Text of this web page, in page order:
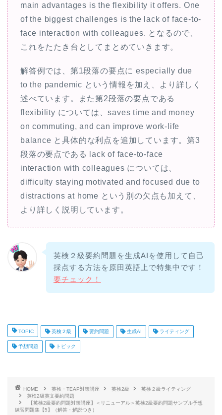
main advantages is the flexibility it offers. One
of the biggest challenges is the lack of face-to-
face interaction with colleagues. となるので、
これをたたき台としてまとめていきます。
解答例では、第1段落の要点に especially due
to the pandemic という情報を加え、より詳しく
述べています。また第2段落の要点である
flexibility については、saves time and money
on commuting, and can improve work-life
balance と具体的な利点を追加しています。第3
段落の要点である lack of face-to-face
interaction with colleagues については、
difficulty staying motivated and focused due to
distractions at home という別の欠点も加えて、
より詳しく説明しています。
英検２級要約問題を生成AIを使用して自己
採点する方法を原田英語上で特集中です！
要チェック！
TOPIC 英検２級 要約問題 生成AI ライティング
予想問題 トピック
HOME 英検・TEAP対策講座 英検2級
英検２級ライティング
英検2級英文要約問題
【英検2級要約問題対策講座】＜リニューアル＞英検2級要約問題サンプル予想
練習問題集【5】（解答・解説つき）